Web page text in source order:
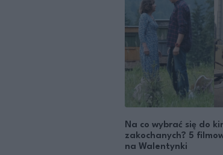
Na co wybrać się do
zakochanych? 5
na Walentynki